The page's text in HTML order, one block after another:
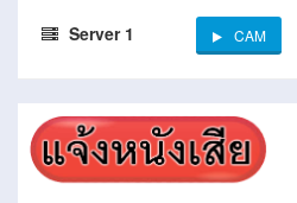
Server 1 CAM